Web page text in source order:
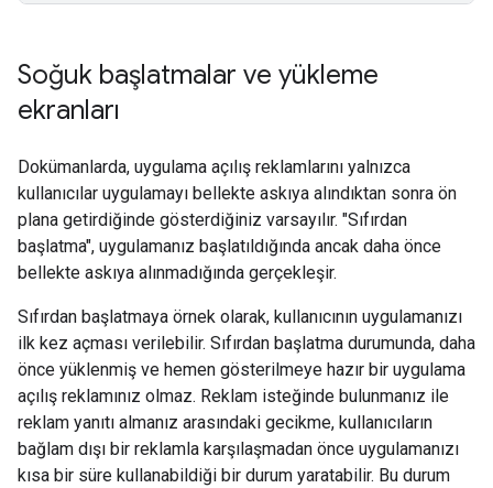
Soğuk başlatmalar ve yükleme
ekranları
Dokümanlarda, uygulama açılış reklamlarını yalnızca
kullanıcılar uygulamayı bellekte askıya alındıktan sonra ön
plana getirdiğinde gösterdiğiniz varsayılır. "Sıfırdan
başlatma", uygulamanız başlatıldığında ancak daha önce
bellekte askıya alınmadığında gerçekleşir.
Sıfırdan başlatmaya örnek olarak, kullanıcının uygulamanızı
ilk kez açması verilebilir. Sıfırdan başlatma durumunda, daha
önce yüklenmiş ve hemen gösterilmeye hazır bir uygulama
açılış reklamınız olmaz. Reklam isteğinde bulunmanız ile
reklam yanıtı almanız arasındaki gecikme, kullanıcıların
bağlam dışı bir reklamla karşılaşmadan önce uygulamanızı
kısa bir süre kullanabildiği bir durum yaratabilir. Bu durum